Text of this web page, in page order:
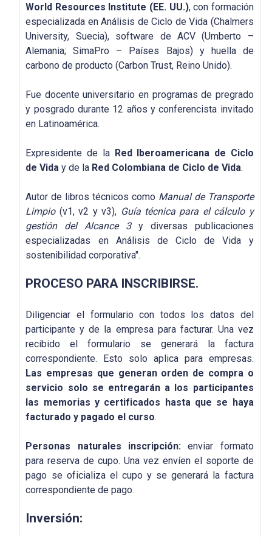
World Resources Institute (EE. UU.), con formación
especializada en Análisis de Ciclo de Vida (Chalmers
University, Suecia), software de ACV (Umberto –
Alemania; SimaPro – Países Bajos) y huella de
carbono de producto (Carbon Trust, Reino Unido).
Fue docente universitario en programas de pregrado
y posgrado durante 12 años y conferencista invitado
en Latinoamérica.
Expresidente de la Red Iberoamericana de Ciclo
de Vida y de la Red Colombiana de Ciclo de Vida.
Autor de libros técnicos como Manual de Transporte
Limpio(v1, v2 y v3), Guía técnica para el cálculo y
gestión del Alcance 3y diversas publicaciones
especializadas en Análisis de Ciclo de Vida y
sostenibilidad corporativa".
PROCESO PARA INSCRIBIRSE.
Diligenciar el formulario con todos los datos del
participante y de la empresa para facturar. Una vez
recibido el formulario se generará la factura
correspondiente. Esto solo aplica para empresas.
Las empresas que generan orden de compra o
servicio solo se entregarán a los participantes
las memorias y certificados hasta que se haya
facturado y pagado el curso.
Personas naturales inscripción:enviar formato
para reserva de cupo. Una vez envíen el soporte de
pago se oficializa el cupo y se generará la factura
correspondiente de pago.
Inversión: